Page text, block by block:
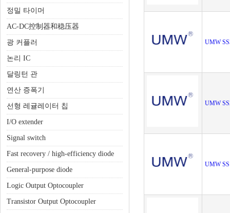
정밀 타이머
AC-DC控制器和稳压器
광 커플러
논리 IC
달링턴 관
연산 증폭기
선형 레귤레이터 칩
I/O extender
Signal switch
Fast recovery / high-efficiency diode
General-purpose diode
Logic Output Optocoupler
Transistor Output Optocoupler
UMW
UMW
UMW